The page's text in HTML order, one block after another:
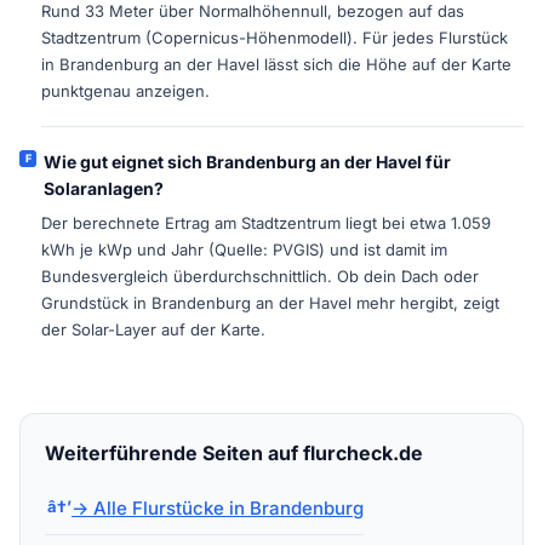
Rund 33 Meter über Normalhöhennull, bezogen auf das
Stadtzentrum (Copernicus-Höhenmodell). Für jedes Flurstück
in Brandenburg an der Havel lässt sich die Höhe auf der Karte
punktgenau anzeigen.
Wie gut eignet sich Brandenburg an der Havel für
Solaranlagen?
Der berechnete Ertrag am Stadtzentrum liegt bei etwa 1.059
kWh je kWp und Jahr (Quelle: PVGIS) und ist damit im
Bundesvergleich überdurchschnittlich. Ob dein Dach oder
Grundstück in Brandenburg an der Havel mehr hergibt, zeigt
der Solar-Layer auf der Karte.
Weiterführende Seiten auf flurcheck.de
→ Alle Flurstücke in Brandenburg